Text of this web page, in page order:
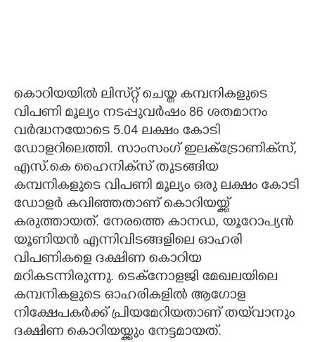
കൊറിയയിൽ ലിസ്‌റ്റ് ചെയ്ത കമ്പനികളുടെ
വിപണി മൂല്യം നടപ്പുവർഷം 86 ശതമാനം
വർദ്ധനയോടെ 5.04 ലക്ഷം കോടി
ഡോളറിലെത്തി. സാംസംഗ് ഇലക്ട്രോണിക്‌സ്,
എസ്.കെ ഹൈനിക്‌സ് തുടങ്ങിയ
കമ്പനികളുടെ വിപണി മൂല്യം ഒരു ലക്ഷം കോടി
ഡോളർ കവിഞ്ഞതാണ് കൊറിയയ്ക്ക്
കരുത്തായത്. നേരത്തെ കാനഡ, യൂറോപ്യൻ
യൂണിയൻ എന്നിവിടങ്ങളിലെ ഓഹരി
വിപണികളെ ദക്ഷിണ കൊറിയ
മറികടന്നിരുന്നു. ടെക്നോളജി മേഖലയിലെ
കമ്പനികളുടെ ഓഹരികളിൽ ആഗോള
നിക്ഷേപകർക്ക് പ്രിയമേറിയതാണ് തയ്‌വാനും
ദക്ഷിണ കൊറിയയ്ക്കും നേട്ടമായത്.